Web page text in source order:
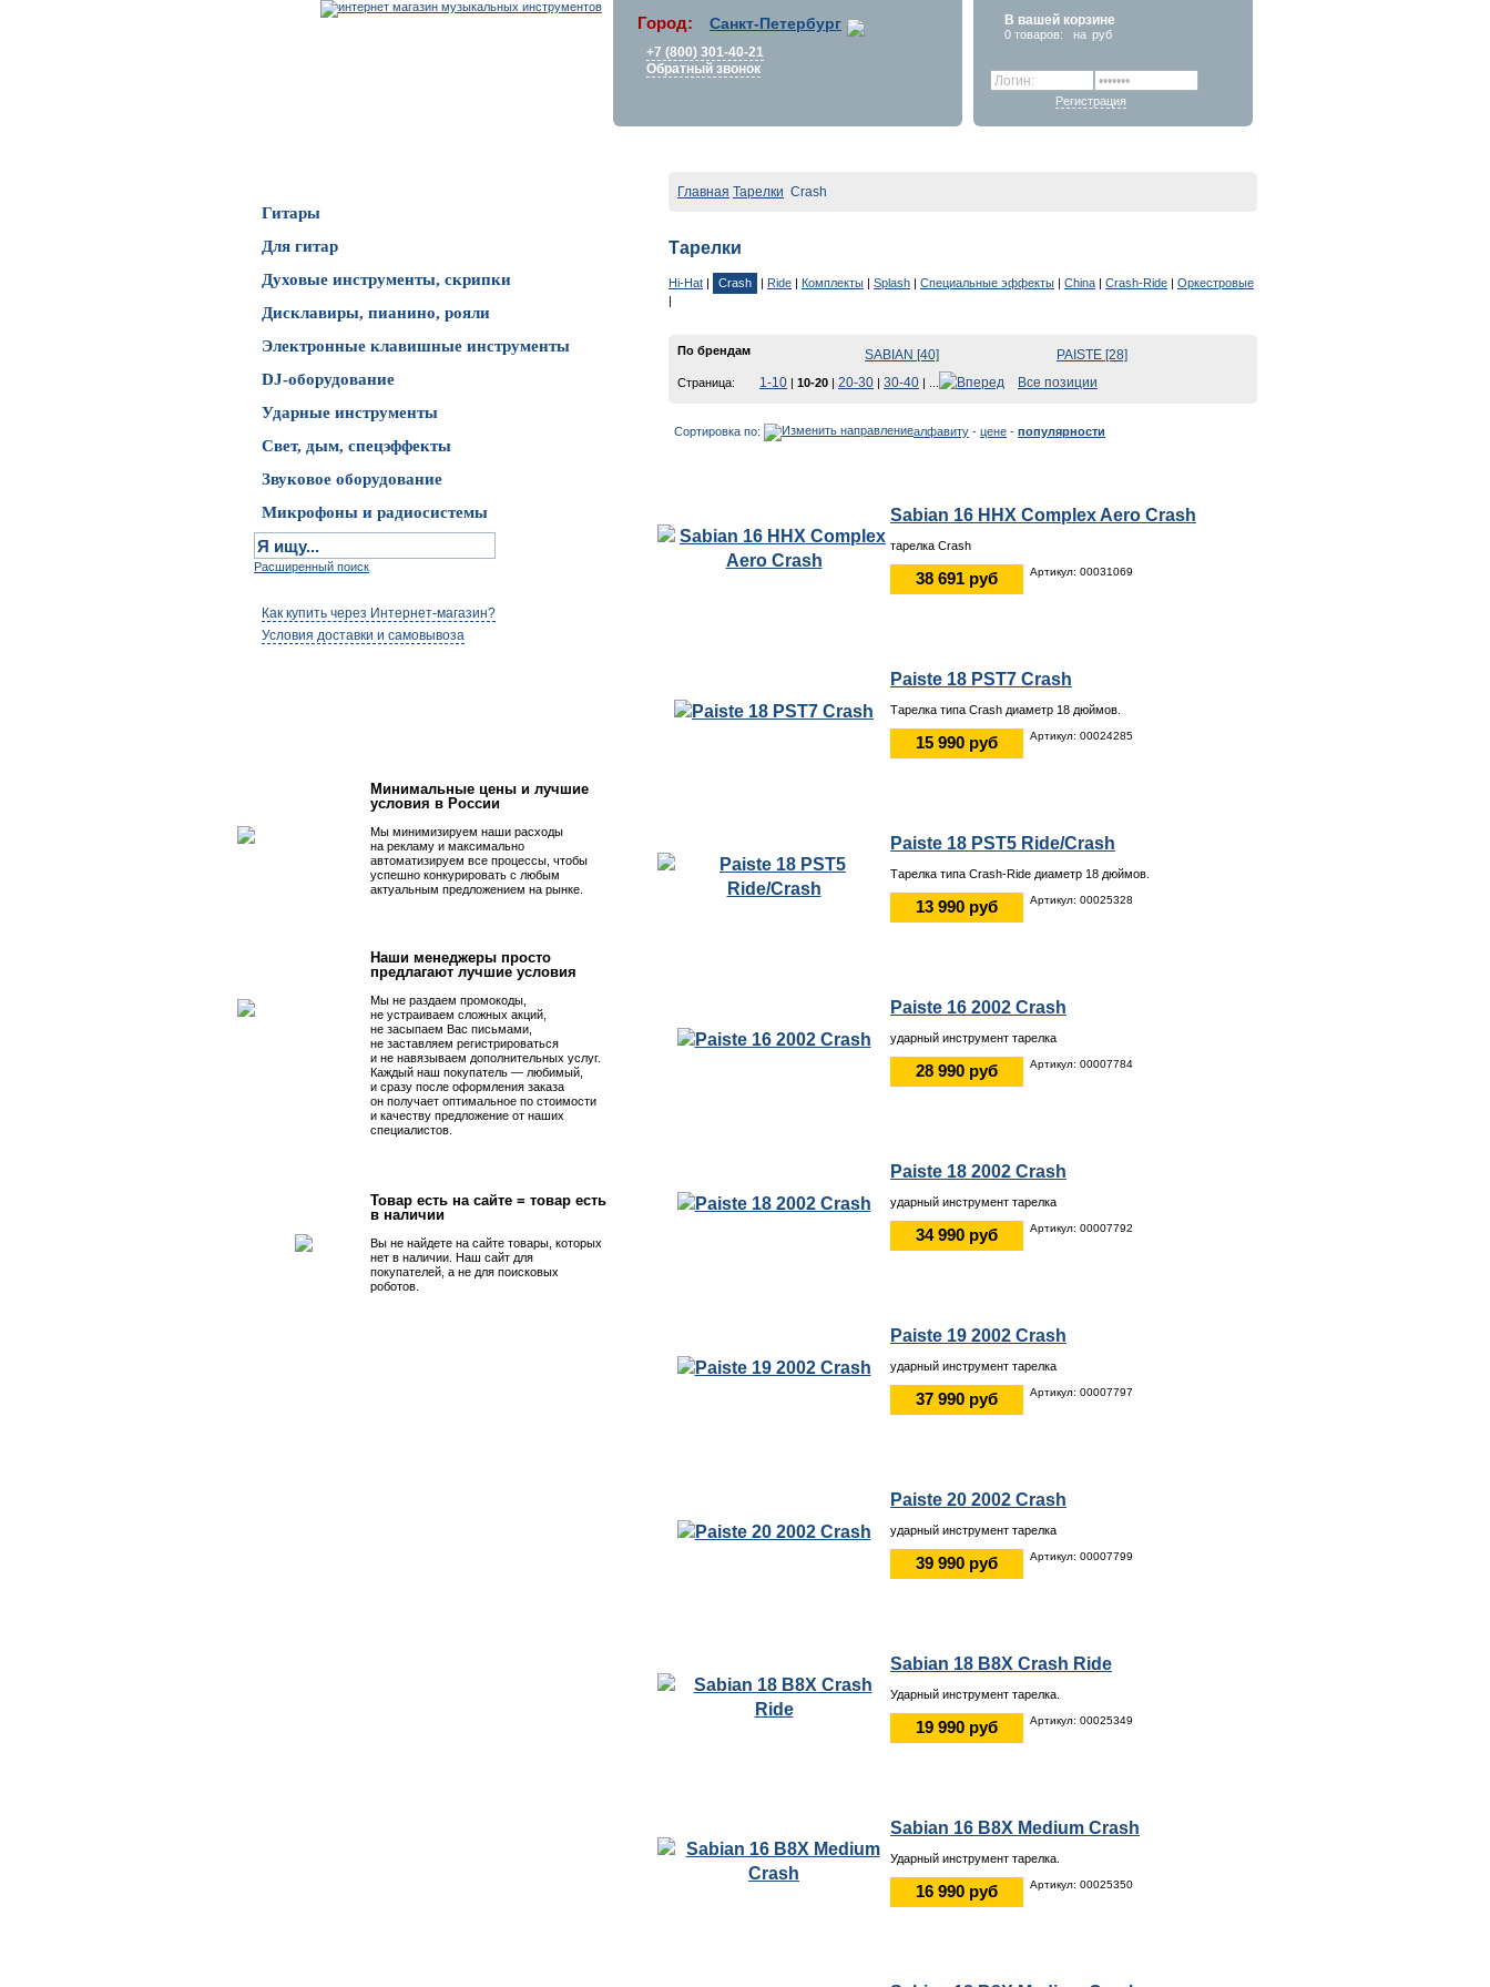
Город: Санкт-Петербург
+7 (800) 301-40-21
Обратный звонок
В вашей корзине
0 товаров: на руб
Регистрация
Гитары
Для гитар
Духовые инструменты, скрипки
Дисклавиры, пианино, рояли
Электронные клавишные инструменты
DJ-оборудование
Ударные инструменты
Свет, дым, спецэффекты
Звуковое оборудование
Микрофоны и радиосистемы
Расширенный поиск
Как купить через Интернет-магазин?
Условия доставки и самовывоза
Минимальные цены и лучшие
условия в России
Мы минимизируем наши расходы
на рекламу и максимально
автоматизируем все процессы, чтобы
успешно конкурировать с любым
актуальным предложением на рынке.
Наши менеджеры просто
предлагают лучшие условия
Мы не раздаем промокоды,
не устраиваем сложных акций,
не засыпаем Вас письмами,
не заставляем регистрироваться
и не навязываем дополнительных услуг.
Каждый наш покупатель — любимый,
и сразу после оформления заказа
он получает оптимальное по стоимости
и качеству предложение от наших
специалистов.
Товар есть на сайте = товар есть
в наличии
Вы не найдете на сайте товары, которых
нет в наличии. Наш сайт для
покупателей, а не для поисковых
роботов.
Главная Тарелки Crash
Тарелки
Hi-Hat | Crash | Ride | Комплекты | Splash | Специальные эффекты | China | Crash-Ride | Оркестровые
|
По брендам SABIAN [40] PAISTE [28]
Страница: 1-10 | 10-20 | 20-30 | 30-40 | ... Все позиции
Сортировка по: алфавиту - цене - популярности
Sabian 16 HHX Complex Aero Crash
тарелка Crash
38 691 руб Артикул: 00031069
Paiste 18 PST7 Crash
Тарелка типа Crash диаметр 18 дюймов.
15 990 руб Артикул: 00024285
Paiste 18 PST5 Ride/Crash
Тарелка типа Crash-Ride диаметр 18 дюймов.
13 990 руб Артикул: 00025328
Paiste 16 2002 Crash
ударный инструмент тарелка
28 990 руб Артикул: 00007784
Paiste 18 2002 Crash
ударный инструмент тарелка
34 990 руб Артикул: 00007792
Paiste 19 2002 Crash
ударный инструмент тарелка
37 990 руб Артикул: 00007797
Paiste 20 2002 Crash
ударный инструмент тарелка
39 990 руб Артикул: 00007799
Sabian 18 B8X Crash Ride
Ударный инструмент тарелка.
19 990 руб Артикул: 00025349
Sabian 16 B8X Medium Crash
Ударный инструмент тарелка.
16 990 руб Артикул: 00025350